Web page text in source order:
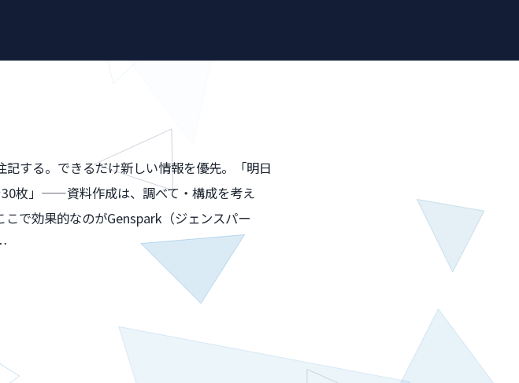
記する。できるだけ新しい情報を優先。「明日
枚」——資料作成は、調べて・構成を考え
で効果的なのがGenspark（ジェンスパー